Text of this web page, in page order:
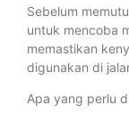
Sebelum
untuk mencoba
memastikan
digunakan di
Apa yang perlu